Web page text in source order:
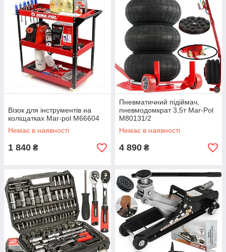
Візок для інструментів на
коліщатках Mar-pol M66604
Немає в наявності
1 840 ₴
Пневматичний підіймач,
пневмодомкрат 3,5т Mar-Pol
М80131/2
Немає в наявності
4 890 ₴